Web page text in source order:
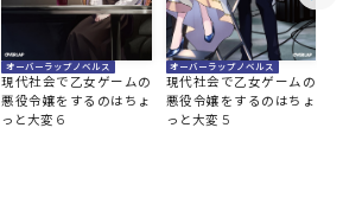
オーバーラップノベルス
現代社会で乙女ゲームの
悪役令嬢をするのはちょ
っと大変 6
オーバーラップノベルス
現代社会で乙女ゲームの
悪役令嬢をするのはちょ
っと大変 5